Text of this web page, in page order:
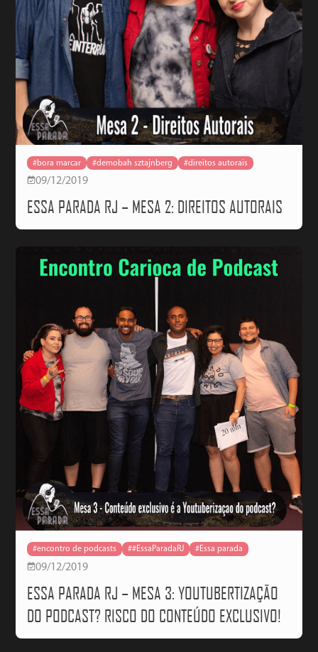
#bora marcar #demobah sztajnberg #direitos autorais
09/12/2019
ESSA PARADA RJ – MESA 2: DIREITOS AUTORAIS
#encontro de podcasts ##EssaParadaRJ #Essa parada
09/12/2019
ESSA PARADA RJ – MESA 3: YOUTUBERTIZAÇÃO
DO PODCAST? RISCO DO CONTEÚDO EXCLUSIVO!